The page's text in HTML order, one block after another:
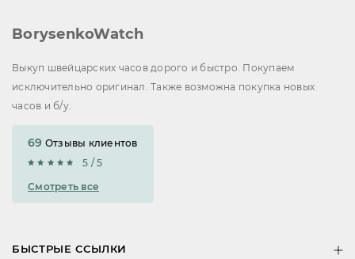
BorysenkoWatch
Выкуп швейцарских часов дорого и быстро. Покупаем
исключительно оригинал. Также возможна покупка новых
часов и б/у.
69 Отзывы клиентов
5 / 5
Смотреть все
БЫСТРЫЕ ССЫЛКИ